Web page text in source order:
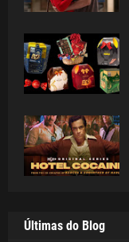
Últimas do Blog